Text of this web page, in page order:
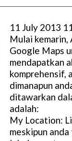
11 July 2013
Mulai kemarin,
Google Maps
mendapatkan
komprehensif,
dimanapun
ditawarkan
adalah:
My Location:
meskipun